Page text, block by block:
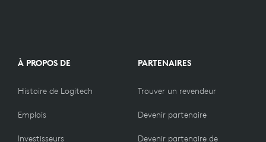
À PROPOS DE
Histoire de Logitech
Emplois
Investisseurs
PARTENAIRES
Trouver un revendeur
Devenir partenaire
Devenir partenaire de